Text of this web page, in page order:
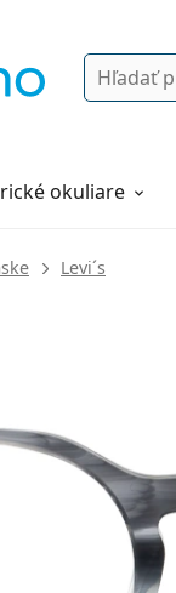
okuliare
Levi´s